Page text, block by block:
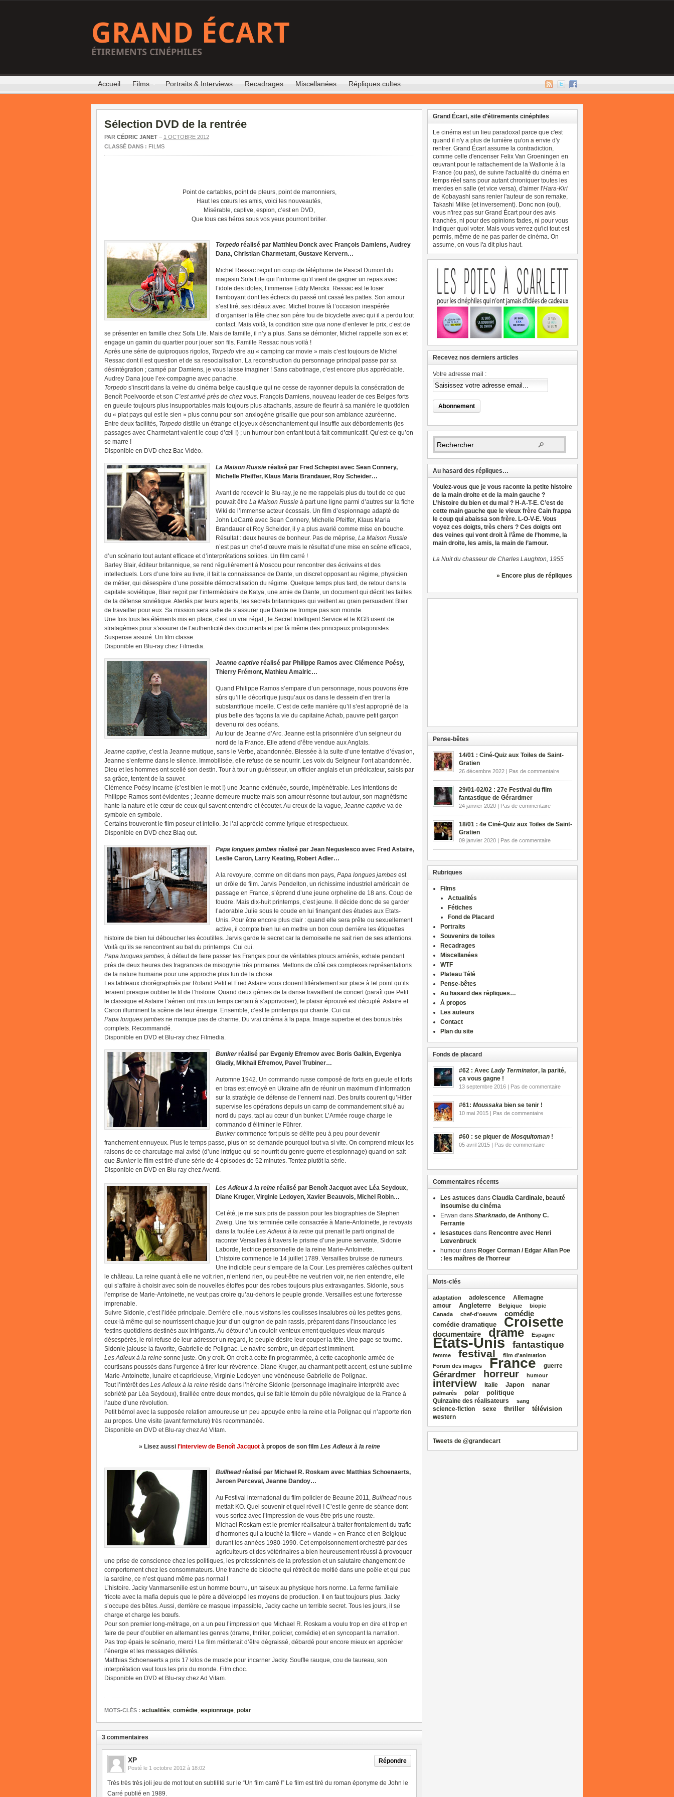
GRAND ÉCART
ÉTIREMENTS CINÉPHILES
Accueil Films Portraits & Interviews Recadrages Miscellanées Répliques cultes
Sélection DVD de la rentrée
PAR CÉDRIC JANET – 1 OCTOBRE 2012
CLASSÉ DANS : FILMS
Point de cartables, point de pleurs, point de marronniers,
Haut les cœurs les amis, voici les nouveautés,
Misérable, captive, espion, c’est en DVD,
Que tous ces héros sous vos yeux pourront briller.
Torpedo réalisé par Matthieu Donck avec François Damiens, Audrey
Dana, Christian Charmetant, Gustave Kervern…
Michel Ressac reçoit un coup de téléphone de Pascal Dumont du
magasin Sofa Life qui l’informe qu’il vient de gagner un repas avec
l’idole des idoles, l’immense Eddy Merckx. Ressac est le loser
flamboyant dont les échecs du passé ont cassé les pattes. Son amour
s’est tiré, ses idéaux avec. Michel trouve là l’occasion inespérée
d’organiser la fête chez son père fou de bicyclette avec qui il a perdu tout
contact. Mais voilà, la condition sine qua none d’enlever le prix, c’est de
se présenter en famille chez Sofa Life. Mais de famille, il n’y a plus. Sans se démonter, Michel rappelle son ex et
engage un gamin du quartier pour jouer son fils. Famille Ressac nous voilà !
Après une série de quiproquos rigolos, Torpedo vire au « camping car movie » mais c’est toujours de Michel
Ressac dont il est question et de sa resocialisation. La reconstruction du personnage principal passe par sa
désintégration ; campé par Damiens, je vous laisse imaginer ! Sans cabotinage, c’est encore plus appréciable.
Audrey Dana joue l’ex-compagne avec panache.
Torpedo s’inscrit dans la veine du cinéma belge caustique qui ne cesse de rayonner depuis la consécration de
Benoît Poelvoorde et son C’est arrivé près de chez vous. François Damiens, nouveau leader de ces Belges forts
en gueule toujours plus insupportables mais toujours plus attachants, assure de fleurir à sa manière le quotidien
du « plat pays qui est le sien » plus connu pour son anxiogène grisaille que pour son ambiance azuréenne.
Entre deux facilités, Torpedo distille un étrange et joyeux désenchantement qui insuffle aux débordements (les
passages avec Charmetant valent le coup d’œil !) ; un humour bon enfant tout à fait communicatif. Qu’est-ce qu’on
se marre !
Disponible en DVD chez Bac Vidéo.
La Maison Russie réalisé par Fred Schepisi avec Sean Connery,
Michelle Pfeiffer, Klaus Maria Brandauer, Roy Scheider…
Avant de recevoir le Blu-ray, je ne me rappelais plus du tout de ce que
pouvait être La Maison Russie à part une ligne parmi d’autres sur la fiche
Wiki de l’immense acteur écossais. Un film d’espionnage adapté de
John LeCarré avec Sean Connery, Michelle Pfeiffer, Klaus Maria
Brandauer et Roy Scheider, il y a plus avarié comme mise en bouche.
Résultat : deux heures de bonheur. Pas de méprise, La Maison Russie
n’est pas un chef-d’œuvre mais le résultat d’une mise en scène efficace,
d’un scénario tout autant efficace et d’interprétations solides. Un film carré !
Barley Blair, éditeur britannique, se rend régulièrement à Moscou pour rencontrer des écrivains et des
intellectuels. Lors d’une foire au livre, il fait la connaissance de Dante, un discret opposant au régime, physicien
de métier, qui désespère d’une possible démocratisation du régime. Quelque temps plus tard, de retour dans la
capitale soviétique, Blair reçoit par l’intermédiaire de Katya, une amie de Dante, un document qui décrit les failles
de la défense soviétique. Alertés par leurs agents, les secrets britanniques qui veillent au grain persuadent Blair
de travailler pour eux. Sa mission sera celle de s’assurer que Dante ne trompe pas son monde.
Une fois tous les éléments mis en place, c’est un vrai régal ; le Secret Intelligent Service et le KGB usent de
stratagèmes pour s’assurer de l’authenticité des documents et par là même des principaux protagonistes.
Suspense assuré. Un film classe.
Disponible en Blu-ray chez Filmedia.
Jeanne captive réalisé par Philippe Ramos avec Clémence Poésy,
Thierry Frémont, Mathieu Amalric…
Quand Philippe Ramos s’empare d’un personnage, nous pouvons être
sûrs qu’il le décortique jusqu’aux os dans le dessein d’en tirer la
substantifique moelle. C’est de cette manière qu’il s’est approprié de la
plus belle des façons la vie du capitaine Achab, pauvre petit garçon
devenu roi des océans.
Au tour de Jeanne d’Arc. Jeanne est la prisonnière d’un seigneur du
nord de la France. Elle attend d’être vendue aux Anglais.
Jeanne captive, c’est la Jeanne mutique, sans le Verbe, abandonnée. Blessée à la suite d’une tentative d’évasion,
Jeanne s’enferme dans le silence. Immobilisée, elle refuse de se nourrir. Les voix du Seigneur l’ont abandonnée.
Dieu et les hommes ont scellé son destin. Tour à tour un guérisseur, un officier anglais et un prédicateur, saisis par
sa grâce, tentent de la sauver.
Clémence Poésy incarne (c’est bien le mot !) une Jeanne exténuée, sourde, impénétrable. Les intentions de
Philippe Ramos sont évidentes ; Jeanne demeure muette mais son amour résonne tout autour, son magnétisme
hante la nature et le cœur de ceux qui savent entendre et écouter. Au creux de la vague, Jeanne captive va de
symbole en symbole.
Certains trouveront le film poseur et intello. Je l’ai apprécié comme lyrique et respectueux.
Disponible en DVD chez Blaq out.
Papa longues jambes réalisé par Jean Neguslesco avec Fred Astaire,
Leslie Caron, Larry Keating, Robert Adler…
A la revoyure, comme on dit dans mon pays, Papa longues jambes est
un drôle de film. Jarvis Pendelton, un richissime industriel américain de
passage en France, s’éprend d’une jeune orpheline de 18 ans. Coup de
foudre. Mais dix-huit printemps, c’est jeune. Il décide donc de se garder
l’adorable Julie sous le coude en lui finançant des études aux Etats-
Unis. Pour être encore plus clair : quand elle sera prête ou sexuellement
active, il compte bien lui en mettre un bon coup derrière les étiquettes
histoire de bien lui déboucher les écoutilles. Jarvis garde le secret car la demoiselle ne sait rien de ses attentions.
Voilà qu’ils se rencontrent au bal du printemps. Cui cui.
Papa longues jambes, à défaut de faire passer les Français pour de véritables ploucs arriérés, exhale pendant
près de deux heures des fragrances de misogynie très primaires. Mettons de côté ces complexes représentations
de la nature humaine pour une approche plus fun de la chose.
Les tableaux chorégraphiés par Roland Petit et Fred Astaire vous clouent littéralement sur place à tel point qu’ils
feraient presque oublier le fil de l’histoire. Quand deux génies de la danse travaillent de concert (paraît que Petit
le classique et Astaire l’aérien ont mis un temps certain à s’apprivoiser), le plaisir éprouvé est décuplé. Astaire et
Caron illuminent la scène de leur énergie. Ensemble, c’est le printemps qui chante. Cui cui.
Papa longues jambes ne manque pas de charme. Du vrai cinéma à la papa. Image superbe et des bonus très
complets. Recommandé.
Disponible en DVD et Blu-ray chez Filmedia.
Bunkerréalisé par Evgeniy Efremov avec Boris Galkin, Evgeniya
Gladiy, Mikhail Efremov, Pavel Trubiner…
Automne 1942. Un commando russe composé de forts en gueule et forts
en bras est envoyé en Ukraine afin de réunir un maximum d’information
sur la stratégie de défense de l’ennemi nazi. Des bruits courent qu’Hitler
supervise les opérations depuis un camp de commandement situé au
nord du pays, tapi au cœur d’un bunker. L’Armée rouge charge le
commando d’éliminer le Führer.
Bunkercommence fort puis se délite peu à peu pour devenir
franchement ennuyeux. Plus le temps passe, plus on se demande pourquoi tout va si vite. On comprend mieux les
raisons de ce charcutage mal avisé (d’une intrigue qui se nourrit du genre guerre et espionnage) quand on sait
que Bunkerle film est tiré d’une série de 4 épisodes de 52 minutes. Tentez plutôt la série.
Disponible en DVD en Blu-ray chez Aventi.
Les Adieux à la reine réalisé par Benoît Jacquot avec Léa Seydoux,
Diane Kruger, Virginie Ledoyen, Xavier Beauvois, Michel Robin…
Cet été, je me suis pris de passion pour les biographies de Stephen
Zweig. Une fois terminée celle consacrée à Marie-Antoinette, je revoyais
dans la foulée Les Adieux à la reine qui prenait le parti original de
raconter Versailles à travers le prisme d’une jeune servante, Sidonie
Laborde, lectrice personnelle de la reine Marie-Antoinette.
L’histoire commence le 14 juillet 1789. Versailles bruisse de rumeurs.
Une indicible peur s’empare de la Cour. Les premières calèches quittent
le château. La reine quant à elle ne voit rien, n’entend rien, ou peut-être ne veut rien voir, ne rien entendre, elle
qui s’affaire à choisir avec soin de nouvelles étoffes pour des robes toujours plus extravagantes. Sidonie, sous
l’emprise de Marie-Antoinette, ne veut pas croire qu’au-dehors le peuple gronde. Versailles est une forteresse
imprenable.
Suivre Sidonie, c’est l’idée principale. Derrière elle, nous visitons les coulisses insalubres où les petites gens,
ceux-là même qui se nourrissent chaque jour d’un quignon de pain rassis, préparent dans l’insouciance les
festins quotidiens destinés aux intrigants. Au détour d’un couloir venteux errent quelques vieux marquis
désespérés, le roi refuse de leur adresser un regard, le peuple désire leur couper la tête. Une page se tourne.
Sidonie jalouse la favorite, Gabrielle de Polignac. Le navire sombre, un départ est imminent.
Les Adieux à la reine sonne juste. On y croit. On croit à cette fin programmée, à cette cacophonie armée de
courtisans poussés dans l’urgence à tirer leur révérence. Diane Kruger, au charmant petit accent, est une sublime
Marie-Antoinette, lunaire et capricieuse, Virginie Ledoyen une vénéneuse Gabrielle de Polignac.
Tout l’intérêt des Les Adieux à la reine réside dans l’héroïne Sidonie (personnage imaginaire interprété avec
sobriété par Léa Seydoux), tiraillée entre deux mondes, qui se fait le témoin du pôle névralgique de la France à
l’aube d’une révolution.
Petit bémol avec la supposée relation amoureuse un peu appuyée entre la reine et la Polignac qui n’apporte rien
au propos. Une visite (avant fermeture) très recommandée.
Disponible en DVD et Blu-ray chez Ad Vitam.
» Lisez aussi l’interview de Benoît Jacquotà propos de son film Les Adieux à la reine
Bullheadréalisé par Michael R. Roskam avec Matthias Schoenaerts,
Jeroen Perceval, Jeanne Dandoy…
Au Festival international du film policier de Beaune 2011, Bullhead nous
mettait KO. Quel souvenir et quel réveil ! C’est le genre de séance dont
vous sortez avec l’impression de vous être pris une rouste.
Michael Roskam est le premier réalisateur à traiter frontalement du trafic
d’hormones qui a touché la filière « viande » en France et en Belgique
durant les années 1980-1990. Cet empoisonnement orchestré par des
agriculteurs et des vétérinaires a bien heureusement réussi à provoquer
une prise de conscience chez les politiques, les professionnels de la profession et un salutaire changement de
comportement chez les consommateurs. Une tranche de bidoche qui rétrécit de moitié dans une poêle et qui pue
la sardine, ce n’est quand même pas normal !
L’histoire. Jacky Vanmarsenille est un homme bourru, un taiseux au physique hors norme. La ferme familiale
fricote avec la mafia depuis que le père a développé les moyens de production. Il en faut toujours plus. Jacky
s’occupe des bêtes. Aussi, derrière ce masque impassible, Jacky cache un terrible secret. Tous les jours, il se
charge et charge les bœufs.
Pour son premier long-métrage, on a un peu l’impression que Michael R. Roskam a voulu trop en dire et trop en
faire de peur d’oublier en alternant les genres (drame, thriller, policier, comédie) et en syncopant la narration.
Pas trop épais le scénario, merci ! Le film mériterait d’être dégraissé, débardé pour encore mieux en apprécier
l’énergie et les messages délivrés.
Matthias Schoenaerts a pris 17 kilos de muscle pour incarner Jacky. Souffle rauque, cou de taureau, son
interprétation vaut tous les prix du monde. Film choc.
Disponible en DVD et Blu-ray chez Ad Vitam.
MOTS-CLÉS : actualités, comédie, espionnage, polar
3 commentaires
Répondre
XP
Posté le 1 octobre 2012 à 18:02
Très très très joli jeu de mot tout en subtilité sur le “Un film carré !” Le film est tiré du roman éponyme de John le
Carré publié en 1989.
Grand Écart, site d’étirements cinéphiles
Le cinéma est un lieu paradoxal parce que c'est
quand il n'y a plus de lumière qu'on a envie d'y
rentrer. Grand Écart assume la contradiction,
comme celle d'encenser Felix Van Groeningen en
œuvrant pour le rattachement de la Wallonie à la
France (ou pas), de suivre l'actualité du cinéma en
temps réel sans pour autant chroniquer toutes les
merdes en salle (et vice versa), d'aimer l'Hara-Kiri
de Kobayashi sans renier l'auteur de son remake,
Takashi Miike (et inversement). Donc non (oui),
vous n'irez pas sur Grand Écart pour des avis
tranchés, ni pour des opinions fades, ni pour vous
indiquer quoi voter. Mais vous verrez qu'ici tout est
permis, même de ne pas parler de cinéma. On
assume, on vous l'a dit plus haut.
Recevez nos derniers articles
Votre adresse mail :
Au hasard des répliques…
Voulez-vous que je vous raconte la petite histoire
de la main droite et de la main gauche ?
L’histoire du bien et du mal ? H-A-T-E. C’est de
cette main gauche que le vieux frère Cain frappa
le coup qui abaissa son frère. L-O-V-E. Vous
voyez ces doigts, très chers ? Ces doigts ont
des veines qui vont droit à l’âme de l’homme, la
main droite, les amis, la main de l’amour.
La Nuit du chasseur de Charles Laughton, 1955
» Encore plus de répliques
Pense-bêtes
14/01 : Ciné-Quiz aux Toiles de Saint-
Gratien
26 décembre 2022 | Pas de commentaire
29/01-02/02 : 27e Festival du film
fantastique de Gérardmer
24 janvier 2020 | Pas de commentaire
18/01 : 4e Ciné-Quiz aux Toiles de Saint-
Gratien
09 janvier 2020 | Pas de commentaire
Rubriques
Films
Actualités
Fétiches
Fond de Placard
Portraits
Souvenirs de toiles
Recadrages
Miscellanées
WTF
Plateau Télé
Pense-bêtes
Au hasard des répliques…
À propos
Les auteurs
Contact
Plan du site
Fonds de placard
#62 : Avec Lady Terminator, la parité,
ça vous gagne !
13 septembre 2016 | Pas de commentaire
#61: Moussaka bien se tenir !
10 mai 2015 | Pas de commentaire
#60 : se piquer de Mosquitoman !
05 avril 2015 | Pas de commentaire
Commentaires récents
Les astuces dans Claudia Cardinale, beauté
insoumise du cinéma
Erwan dans Sharknado, de Anthony C.
Ferrante
lesastuces dans Rencontre avec Henri
Lœvenbruck
humour dans Roger Corman / Edgar Allan Poe
: les maîtres de l’horreur
Mots-clés
adaptation adolescence Allemagne
amour Angleterre Belgique
biopic
Canada
chef‑d'oeuvre comédie
comédie dramatique Croisette
documentaire drame Espagne
Etats‑Unis fantastique
femme festival
film d'animation
Forum des images
France guerre
Gérardmer horreur humour
interview Italie Japon nanar
palmarès polar politique
Quinzaine des réalisateurs sang
science‑fiction sexe thriller télévision
western
Tweets de @grandecart